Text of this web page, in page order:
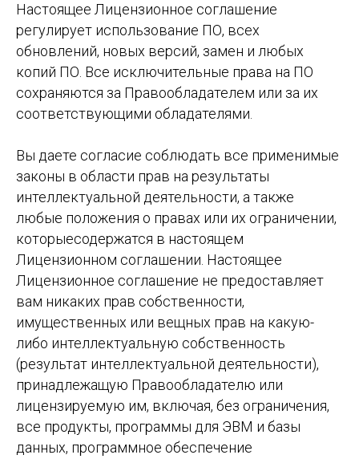
Настоящее Лицензионное соглашение
регулирует использование ПО, всех
обновлений, новых версий, замен и любых
копий ПО. Все исключительные права на ПО
сохраняются за Правообладателем или за их
соответствующими обладателями.
Вы даете согласие соблюдать все применимые
законы в области прав на результаты
интеллектуальной деятельности, а также
любые положения о правах или их ограничении,
которыесодержатся в настоящем
Лицензионном соглашении. Настоящее
Лицензионное соглашение не предоставляет
вам никаких прав собственности,
имущественных или вещных прав на какую-
либо интеллектуальную собственность
(результат интеллектуальной деятельности),
принадлежащую Правообладателю или
лицензируемую им, включая, без ограничения,
все продукты, программы для ЭВМ и базы
данных, программное обеспечение